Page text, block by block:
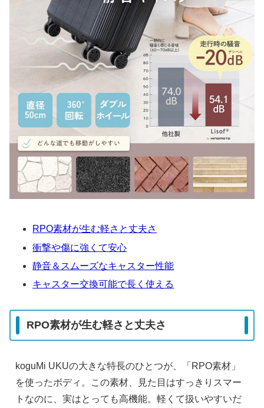
RPO素材が生む軽さと丈夫さ
衝撃や傷に強くて安心
静音＆スムーズなキャスター性能
キャスター交換可能で長く使える
RPO素材が生む軽さと丈夫さ
koguMi UKUの大きな特長のひとつが、「RPO素材」
を使ったボディ。この素材、見た目はすっきりスマー
トなのに、実はとっても高機能。軽くて扱いやすいだ